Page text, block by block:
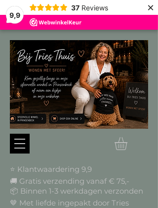
9,9
37 Reviews ×
⭐ Klantwaardering 9,9
🚚 Gratis verzending vanaf € 75,-
📦 Binnen 1-3 werkdagen verzonden
🤎 Met liefde ingepakt door Tries